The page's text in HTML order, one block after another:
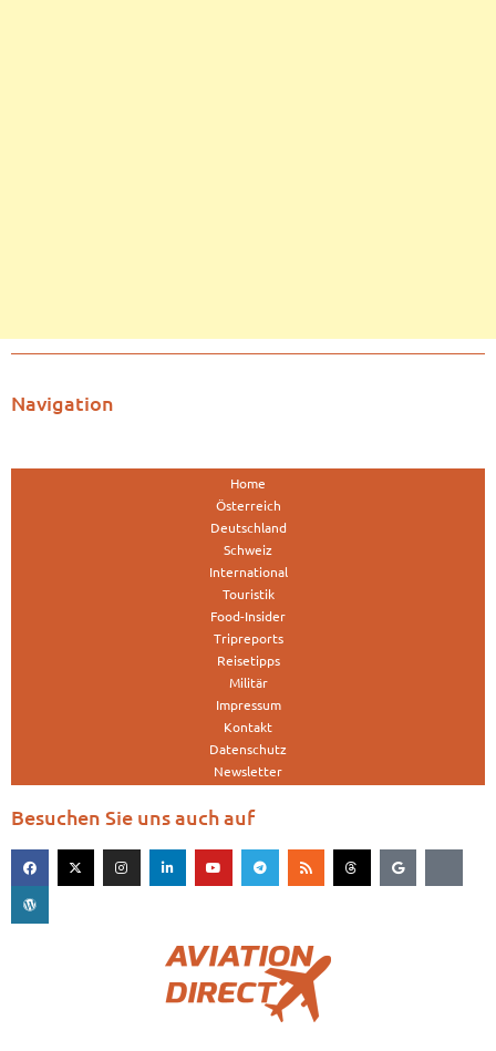
Navigation
Home
Österreich
Deutschland
Schweiz
International
Touristik
Food-Insider
Tripreports
Reisetipps
Militär
Impressum
Kontakt
Datenschutz
Newsletter
Besuchen Sie uns auch auf